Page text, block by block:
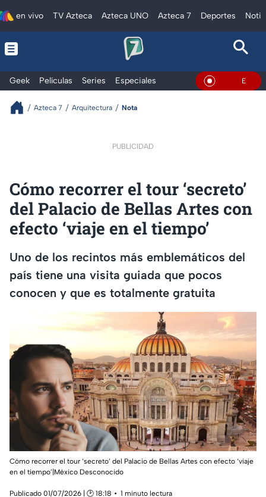
en vivo TV Azteca Azteca UNO Azteca 7 Deportes
Geek Películas Series Especiales En Vivo
Azteca 7 Arquitectura Nota
PUBLICIDAD
Cómo recorrer el tour ‘secreto’
del Palacio de Bellas Artes con
efecto ‘viaje en el tiempo’
Uno de los recintos más emblemáticos del
país tiene una visita guiada que pocos
conocen y que es totalmente gratuita
Cómo recorrer el tour ‘secreto’ del Palacio de Bellas Artes con efecto ‘viaje
en el tiempo’|México Desconocido
Publicado 01/07/2026 | 🕑 18:18
1 minuto lectura